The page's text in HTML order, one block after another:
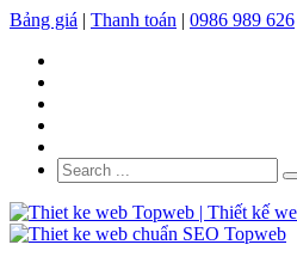
Bảng giá | Thanh toán | 0986 989 626